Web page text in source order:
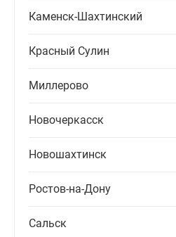
Каменск-Шахтинский
Красный Сулин
Миллерово
Новочеркасск
Новошахтинск
Ростов-на-Дону
Сальск